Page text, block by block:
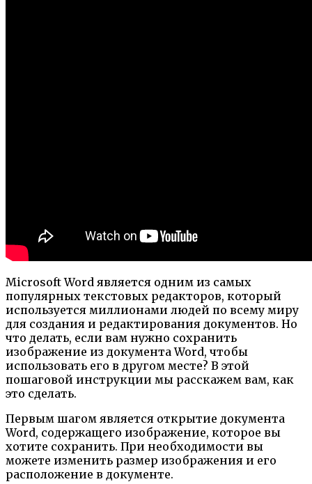
Microsoft Word является одним из самых
популярных текстовых редакторов, который
используется миллионами людей по всему миру
для создания и редактирования документов. Но
что делать, если вам нужно сохранить
изображение из документа Word, чтобы
использовать его в другом месте? В этой
пошаговой инструкции мы расскажем вам, как
это сделать.
Первым шагом является открытие документа
Word, содержащего изображение, которое вы
хотите сохранить. При необходимости вы
можете изменить размер изображения и его
расположение в документе.